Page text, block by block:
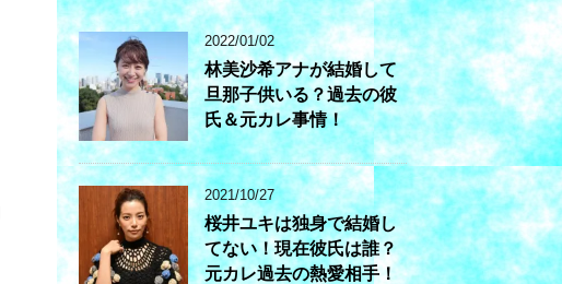
2022/01/02
林美沙希アナが結婚して
旦那子供いる？過去の彼
氏＆元カレ事情！
2021/10/27
桜井ユキは独身で結婚し
てない！現在彼氏は誰？
元カレ過去の熱愛相手！